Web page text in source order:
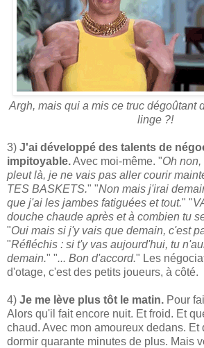
Argh, mais qui a mis ce truc dégoûtant
linge ?!
3) J'ai développé des talents de
impitoyable.Avec moi-même. "Oh
pleut là, je ne vais pas aller courir
TES BASKETS." "Non mais j'irai
que j'ai les jambes fatiguées et tout." "
douche chaude après et à combien tu
"Oui mais si j'y vais que demain, c'est
"Réfléchis : si t'y vas aujourd'hui, tu
demain." "... Bon d'accord." Les
d'otage, c'est des petits joueurs, à côté.
4) Je me lève plus tôt le matin. Pour
Alors qu'il fait encore nuit. Et froid. Et
chaud. Avec mon amoureux dedans. Et
dormir quarante minutes de plus. Mais